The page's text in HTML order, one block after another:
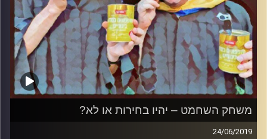
משחק השחמט – יהיו בחירות או לא?
24/06/2019